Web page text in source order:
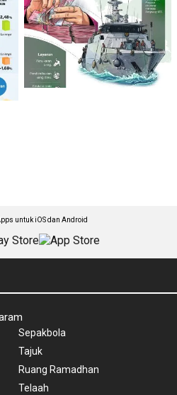
untuk iOS dan Android
Sepakbola
Tajuk
Ruang Ramadhan
Telaah